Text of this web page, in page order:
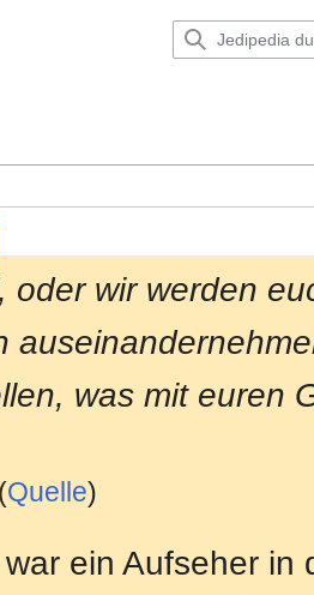
oder wir werden
was mit euren
(Quelle)
war ein Aufseher in